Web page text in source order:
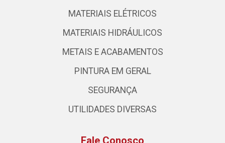
MATERIAIS ELÉTRICOS
MATERIAIS HIDRÁULICOS
METAIS E ACABAMENTOS
PINTURA EM GERAL
SEGURANÇA
UTILIDADES DIVERSAS
Fale Conosco